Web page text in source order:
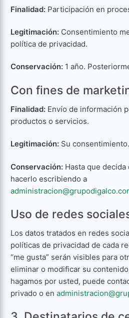
Finalidad: Participación en
Legitimación: Consentimiento
política de privacidad.
Conservación: 1 año.
Con fines de
Finalidad: Envío de información
productos o servicios.
Legitimación: Su consentimiento.
Conservación: Hasta que decida
hacerlo escribiendo a
Uso de redes
Los datos tratados en redes
políticas de privacidad de cada
“me gusta” serán visibles para
eliminar o modificar su
hagamos por usted, puede
privado o en